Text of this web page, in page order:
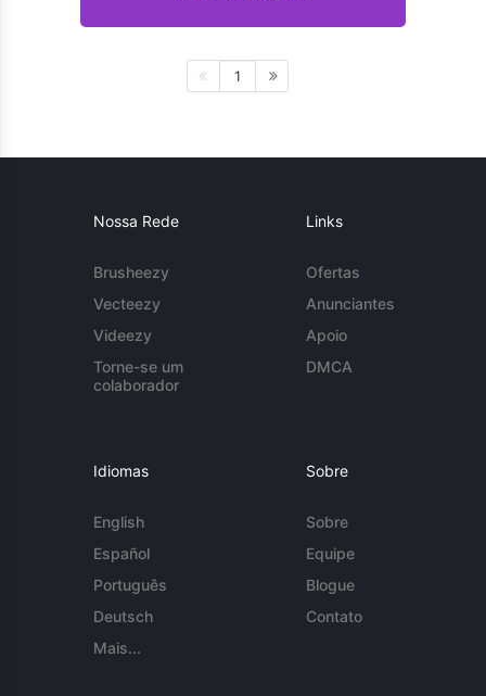
1
Nossa Rede
Brusheezy
Vecteezy
Videezy
Torne-se um
colaborador
Links
Ofertas
Anunciantes
Apoio
DMCA
Idiomas
English
Español
Português
Deutsch
Mais...
Sobre
Sobre
Equipe
Blogue
Contato